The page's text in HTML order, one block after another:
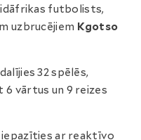
futbolists,
uzbrucējiem Kgotso
32 spēlēs,
vārtus un 9 reizes
iepazīties ar reaktīvo